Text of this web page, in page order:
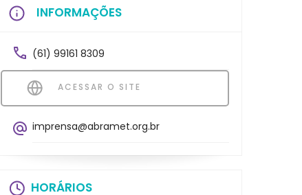
INFORMAÇÕES
(61) 99161 8309
ACESSAR O SITE
imprensa@abramet.org.br
HORÁRIOS